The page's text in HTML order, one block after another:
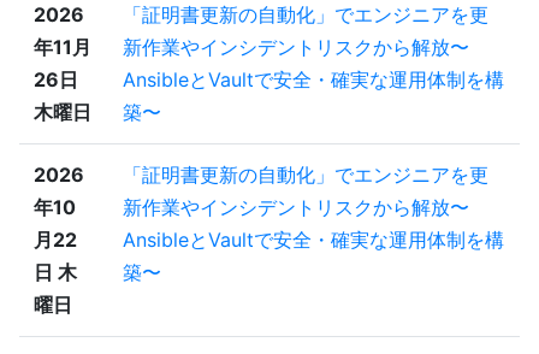
2026
年11月
26日
木曜日
「証明書更新の自動化」でエンジニアを更
新作業やインシデントリスクから解放〜
AnsibleとVaultで安全・確実な運用体制を構
築〜
2026
年10
月22
日 木
曜日
「証明書更新の自動化」でエンジニアを更
新作業やインシデントリスクから解放〜
AnsibleとVaultで安全・確実な運用体制を構
築〜